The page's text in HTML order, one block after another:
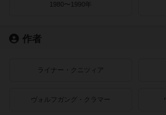
1980〜1990年
作者
ライナー・クニツィア
ヴォルフガング・クラマー